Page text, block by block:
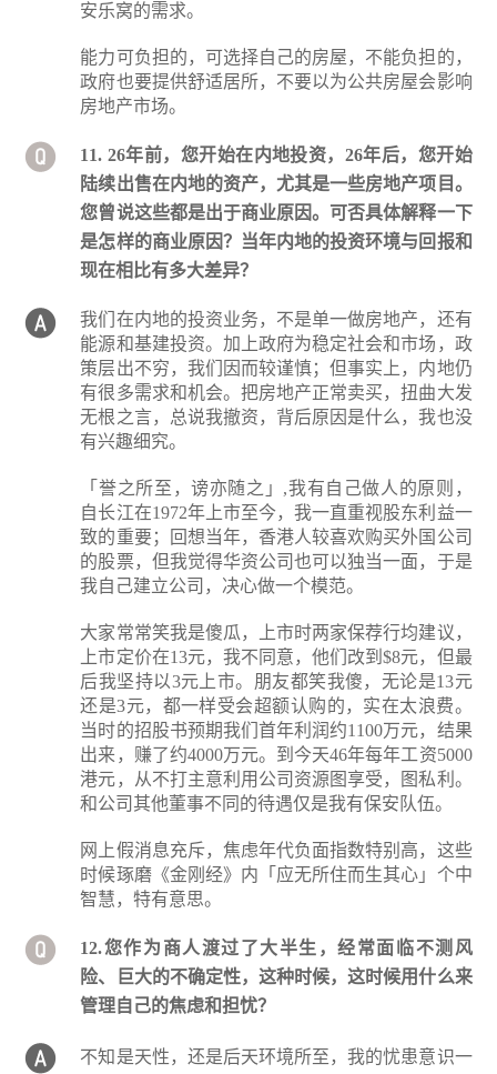
安乐窝的需求。
能力可负担的，可选择自己的房屋，不能负担的，
政府也要提供舒适居所，不要以为公共房屋会影响
房地产市场。
11. 26年前，您开始在内地投资，26年后，您开始
陆续出售在内地的资产，尤其是一些房地产项目。
您曾说这些都是出于商业原因。可否具体解释一下
是怎样的商业原因？当年内地的投资环境与回报和
现在相比有多大差异？
我们在内地的投资业务，不是单一做房地产，还有
能源和基建投资。加上政府为稳定社会和市场，政
策层出不穷，我们因而较谨慎；但事实上，内地仍
有很多需求和机会。把房地产正常卖买，扭曲大发
无根之言，总说我撤资，背后原因是什么，我也没
有兴趣细究。
「誉之所至，谤亦随之」,我有自己做人的原则，
自长江在1972年上市至今，我一直重视股东利益一
致的重要；回想当年，香港人较喜欢购买外国公司
的股票，但我觉得华资公司也可以独当一面，于是
我自己建立公司，决心做一个模范。
大家常常笑我是傻瓜，上市时两家保荐行均建议，
上市定价在13元，我不同意，他们改到$8元，但最
后我坚持以3元上市。朋友都笑我傻，无论是13元
还是3元，都一样受会超额认购的，实在太浪费。
当时的招股书预期我们首年利润约1100万元，结果
出来，赚了约4000万元。到今天46年每年工资5000
港元，从不打主意利用公司资源图享受，图私利。
和公司其他董事不同的待遇仅是我有保安队伍。
网上假消息充斥，焦虑年代负面指数特别高，这些
时候琢磨《金刚经》内「应无所住而生其心」个中
智慧，特有意思。
12.您作为商人渡过了大半生，经常面临不测风
险、巨大的不确定性，这种时候，这时候用什么来
管理自己的焦虑和担忧？
不知是天性，还是后天环境所至，我的忧患意识一